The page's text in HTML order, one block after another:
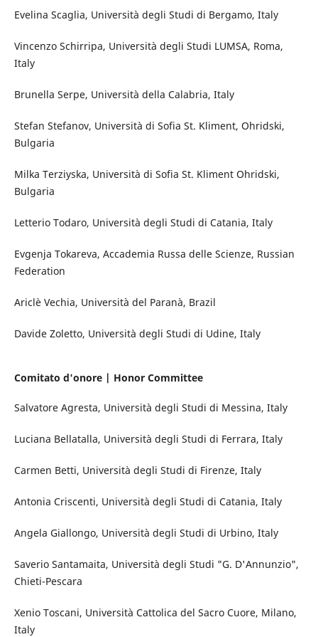
Evelina Scaglia, Università degli Studi di Bergamo, Italy
Vincenzo Schirripa, Università degli Studi LUMSA, Roma,
Italy
Brunella Serpe, Università della Calabria, Italy
Stefan Stefanov, Università di Sofia St. Kliment, Ohridski,
Bulgaria
Milka Terziyska, Università di Sofia St. Kliment Ohridski,
Bulgaria
Letterio Todaro, Università degli Studi di Catania, Italy
Evgenja Tokareva, Accademia Russa delle Scienze, Russian
Federation
Ariclè Vechia, Università del Paranà, Brazil
Davide Zoletto, Università degli Studi di Udine, Italy
Comitato d'onore | Honor Committee
Salvatore Agresta, Università degli Studi di Messina, Italy
Luciana Bellatalla, Università degli Studi di Ferrara, Italy
Carmen Betti, Università degli Studi di Firenze, Italy
Antonia Criscenti, Università degli Studi di Catania, Italy
Angela Giallongo, Università degli Studi di Urbino, Italy
Saverio Santamaita, Università degli Studi "G. D'Annunzio",
Chieti-Pescara
Xenio Toscani, Università Cattolica del Sacro Cuore, Milano,
Italy